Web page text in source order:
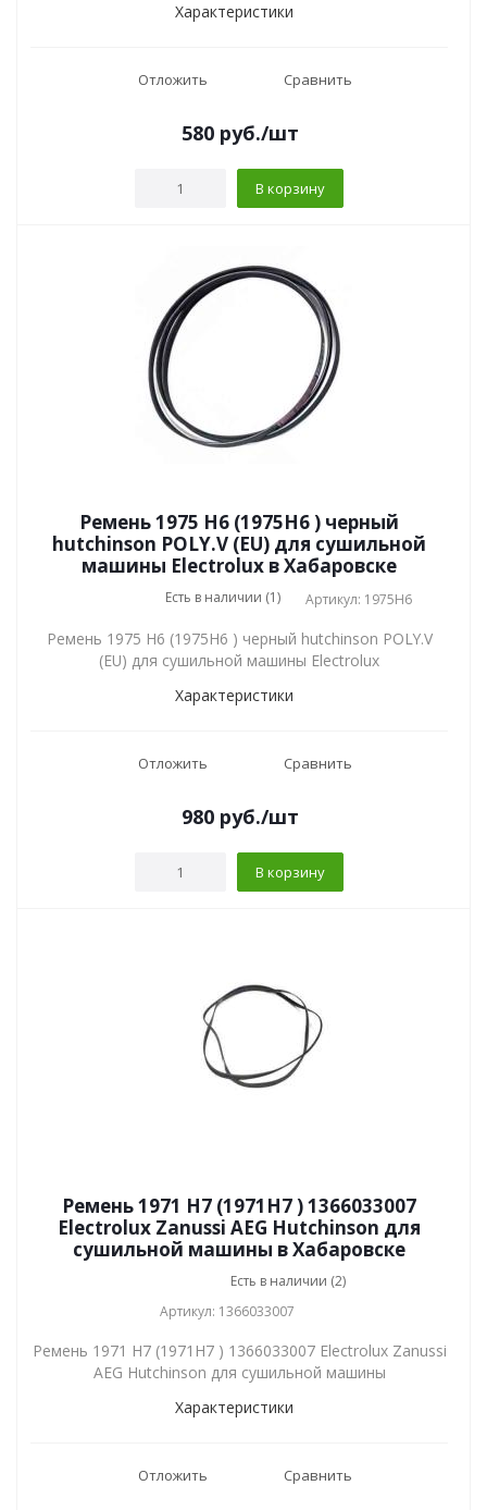
Характеристики
Отложить Сравнить
580руб./шт
В корзину
Ремень 1975 H6 (1975H6 ) черный
hutchinson POLY.V (EU) для сушильной
машины Electrolux в Хабаровске
Есть в наличии (1) Артикул: 1975H6
Ремень 1975 H6 (1975H6 ) черный hutchinson POLY.V
(EU) для сушильной машины Electrolux
Характеристики
Отложить Сравнить
980руб./шт
В корзину
Ремень 1971 H7 (1971H7 ) 1366033007
Electrolux Zanussi AEG Hutchinson для
сушильной машины в Хабаровске
Есть в наличии (2)
Артикул: 1366033007
Ремень 1971 H7 (1971H7 ) 1366033007 Electrolux Zanussi
AEG Hutchinson для сушильной машины
Характеристики
Отложить Сравнить